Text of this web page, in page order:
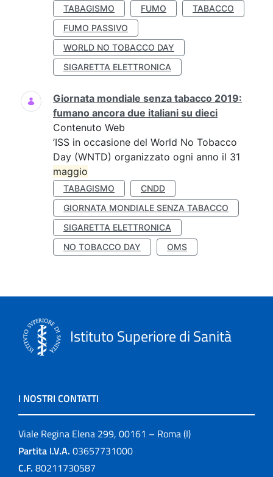
TABAGISMO FUMO
TABACCO
FUMO PASSIVO
WORLD NO TOBACCO DAY
SIGARETTA ELETTRONICA
Giornata mondiale senza tabacco 2019:
fumano ancora due italiani su dieci
Contenuto Web
’ISS in occasione del World No Tobacco
Day (WNTD) organizzato ogni anno il 31
maggio
TABAGISMO
CNDD
GIORNATA MONDIALE SENZA TABACCO
SIGARETTA ELETTRONICA
NO TOBACCO DAY
OMS
Istituto Superiore di Sanità
I NOSTRI CONTATTI
Viale Regina Elena 299, 00161 – Roma (I)
Partita I.V.A. 03657731000
C.F. 80211730587